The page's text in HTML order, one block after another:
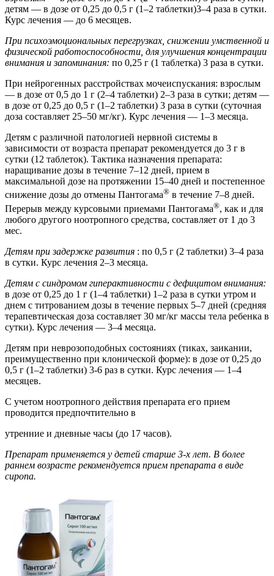
детям — в дозе от 0,25 до 0,5 г (1–2 таблетки)3–4 раза в сутки.
Курс лечения — до 6 месяцев.
При психоэмоциональных перегрузках, снижении умственной и
физической работоспособности, для улучшения концентрации
внимания и запоминания: по 0,25 г (1 таблетка) 3 раза в сутки.
При нейрогенных расстройствах мочеиспускания: взрослым
— в дозе от 0,5 до 1 г (2–4 таблетки) 2–3 раза в сутки; детям —
в дозе от 0,25 до 0,5 г (1–2 таблетки) 3 раза в сутки (суточная
доза составляет 25–50 мг/кг). Курс лечения — 1–3 месяца.
Детям с различной патологией нервной системы в
зависимости от возраста препарат рекомендуется до 3 г в
сутки (12 таблеток). Тактика назначения препарата:
наращивание дозы в течение 7–12 дней, прием в
максимальной дозе на протяжении 15–40 дней и постепенное
снижение дозы до отмены Пантогама® в течение 7–8 дней.
Перерыв между курсовыми приемами Пантогама®, как и для
любого другого ноотропного средства, составляет от 1 до 3
мес.
Детям при задержке развития : по 0,5 г (2 таблетки) 3–4 раза
в сутки. Курс лечения 2–3 месяца.
Детям с синдромом гиперактивности с дефицитом внимания:
в дозе от 0,25 до 1 г (1–4 таблетки) 1–2 раза в сутки утром и
днем с титрованием дозы в течение первых 5–7 дней (средняя
терапевтическая доза составляет 30 мг/кг массы тела ребенка в
сутки). Курс лечения — 3–4 месяца.
Детям при неврозоподобных состояниях (тиках, заикании,
преимущественно при клонической форме): в дозе от 0,25 до
0,5 г (1–2 таблетки) 3-6 раз в сутки. Курс лечения — 1–4
месяцев.
С учетом ноотропного действия препарата его прием
проводится предпочтительно в
утренние и дневные часы (до 17 часов).
Препарат применяется у детей старше 3-х лет. В более
раннем возрасте рекомендуется прием препарата в виде
сиропа.